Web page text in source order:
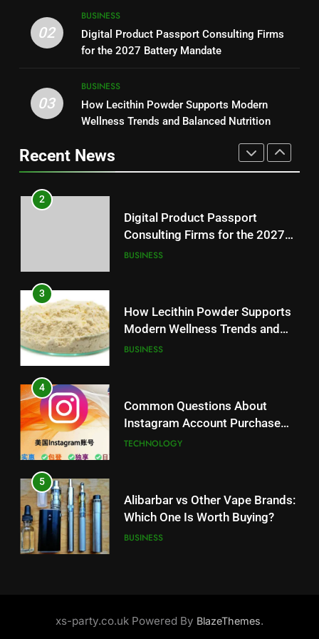
Reliable Wellness Information
HEALTH
Digital Product Passport
Consulting Firms for the 2027
Modern Wellness Trends and
Balanced Nutrition
BUSINESS
4
Instagram Account Purchase
and Market Development
TECHNOLOGY
5
Which One Is Worth Buying?
BUSINESS
6
Performance, Convenience, and
User Experience
BUSINESS
7
Readers
02
BUSINESS
Digital Product Passport Consulting Firms
for the 2027 Battery Mandate
03
BUSINESS
How Lecithin Powder Supports Modern
Wellness Trends and Balanced Nutrition
Recent News
Why Hahanews Has Become an
Essential News Platform for
1
Baking Soda Trick for Weight
Loss: A Guide to Understanding
Reliable Wellness Information
2
Digital Product Passport
Consulting Firms for the 2027
Battery Mandate
BUSINESS
3
How Lecithin Powder Supports
Modern Wellness Trends and
Balanced Nutrition
BUSINESS
4
Common Questions About
Instagram Account Purchase
and Market Development
TECHNOLOGY
5
Alibarbar vs Other Vape Brands:
Which One Is Worth Buying?
BUSINESS
User Experience
xs-party.co.uk Powered By BlazeThemes.